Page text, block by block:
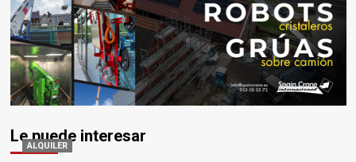
Le puede interesar
ALQUILER